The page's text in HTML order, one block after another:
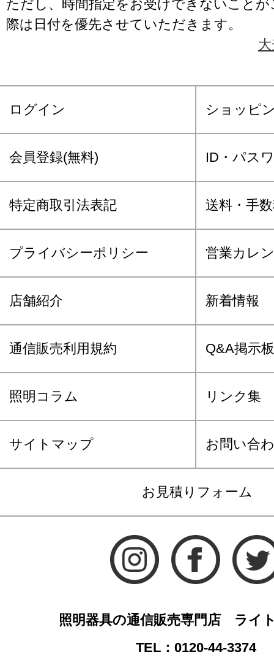
ただし、時間指定をお受けできないこと
際は日付を優先させていただきます。
ログイン ショッピ
会員登録(無料) ID・パス
特定商取引法表記 送料・手
プライバシーポリシー 営業カレ
店舗紹介 新着情報
通信販売利用規約 Q&A掲示板
照明コラム リンク集
サイトマップ お問い合
お見積りフォーム
照明器具の通信販売専門店 ライ
TEL：0120-44-3374